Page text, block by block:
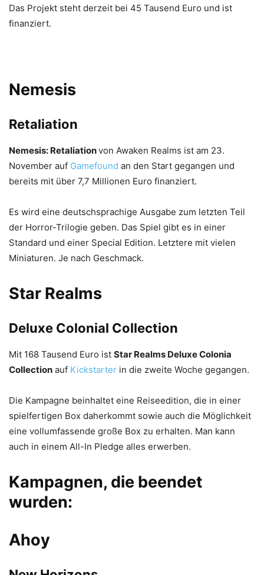
Das Projekt steht derzeit bei 45 Tausend Euro und ist
finanziert.
Nemesis
Retaliation
Nemesis: Retaliationvon Awaken Realms ist am 23.
November auf Gamefound an den Start gegangen und
bereits mit über 7,7 Millionen Euro finanziert.
Es wird eine deutschsprachige Ausgabe zum letzten Teil
der Horror-Trilogie geben. Das Spiel gibt es in einer
Standard und einer Special Edition. Letztere mit vielen
Miniaturen. Je nach Geschmack.
Star Realms
Deluxe Colonial Collection
Mit 168 Tausend Euro ist Star Realms Deluxe Colonia
Collection auf Kickstarter in die zweite Woche gegangen.
Die Kampagne beinhaltet eine Reiseedition, die in einer
spielfertigen Box daherkommt sowie auch die Möglichkeit
eine vollumfassende große Box zu erhalten. Man kann
auch in einem All-In Pledge alles erwerben.
Kampagnen, die beendet
wurden:
Ahoy